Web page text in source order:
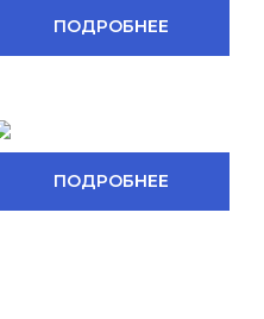
ПОДРОБНЕЕ
ПОДРОБНЕЕ